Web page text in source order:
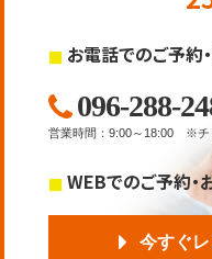
お電話でのご予約
096-288-
営業時間 ： 9:00～18:00 ※チ
WEBでのご予約・
今すぐ